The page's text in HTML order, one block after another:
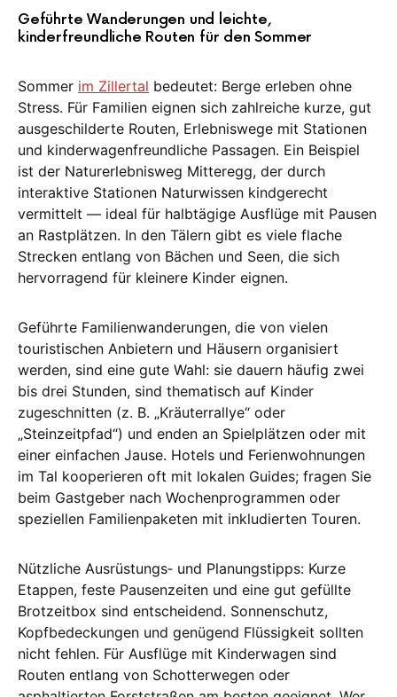
Geführte Wanderungen und leichte,
kinderfreundliche Routen für den Sommer
Sommer im Zillertal bedeutet: Berge erleben ohne
Stress. Für Familien eignen sich zahlreiche kurze, gut
ausgeschilderte Routen, Erlebniswege mit Stationen
und kinderwagenfreundliche Passagen. Ein Beispiel
ist der Naturerlebnisweg Mitteregg, der durch
interaktive Stationen Naturwissen kindgerecht
vermittelt — ideal für halbtägige Ausflüge mit Pausen
an Rastplätzen. In den Tälern gibt es viele flache
Strecken entlang von Bächen und Seen, die sich
hervorragend für kleinere Kinder eignen.
Geführte Familienwanderungen, die von vielen
touristischen Anbietern und Häusern organisiert
werden, sind eine gute Wahl: sie dauern häufig zwei
bis drei Stunden, sind thematisch auf Kinder
zugeschnitten (z. B. „Kräuterrallye“ oder
„Steinzeitpfad“) und enden an Spielplätzen oder mit
einer einfachen Jause. Hotels und Ferienwohnungen
im Tal kooperieren oft mit lokalen Guides; fragen Sie
beim Gastgeber nach Wochenprogrammen oder
speziellen Familienpaketen mit inkludierten Touren.
Nützliche Ausrüstungs‑ und Planungstipps: Kurze
Etappen, feste Pausenzeiten und eine gut gefüllte
Brotzeitbox sind entscheidend. Sonnenschutz,
Kopfbedeckungen und genügend Flüssigkeit sollten
nicht fehlen. Für Ausflüge mit Kinderwagen sind
Routen entlang von Schotterwegen oder